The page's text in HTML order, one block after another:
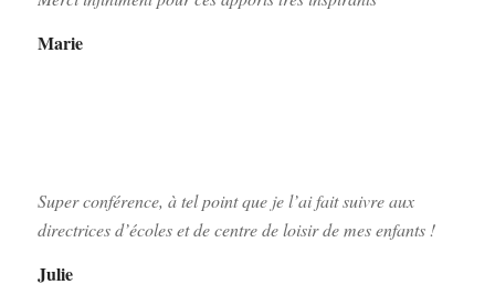
Marie
Super conférence, à tel point que je l’ai fait suivre aux
directrices d’écoles et de centre de loisir de mes enfants !
Julie